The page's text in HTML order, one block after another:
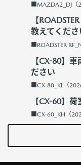
■MAZDA2_DJ（
【
教えてくださ
■ROADSTER
【CX-80】
ださい
■CX-80_KL（
【CX-60】
■CX-60_KH（